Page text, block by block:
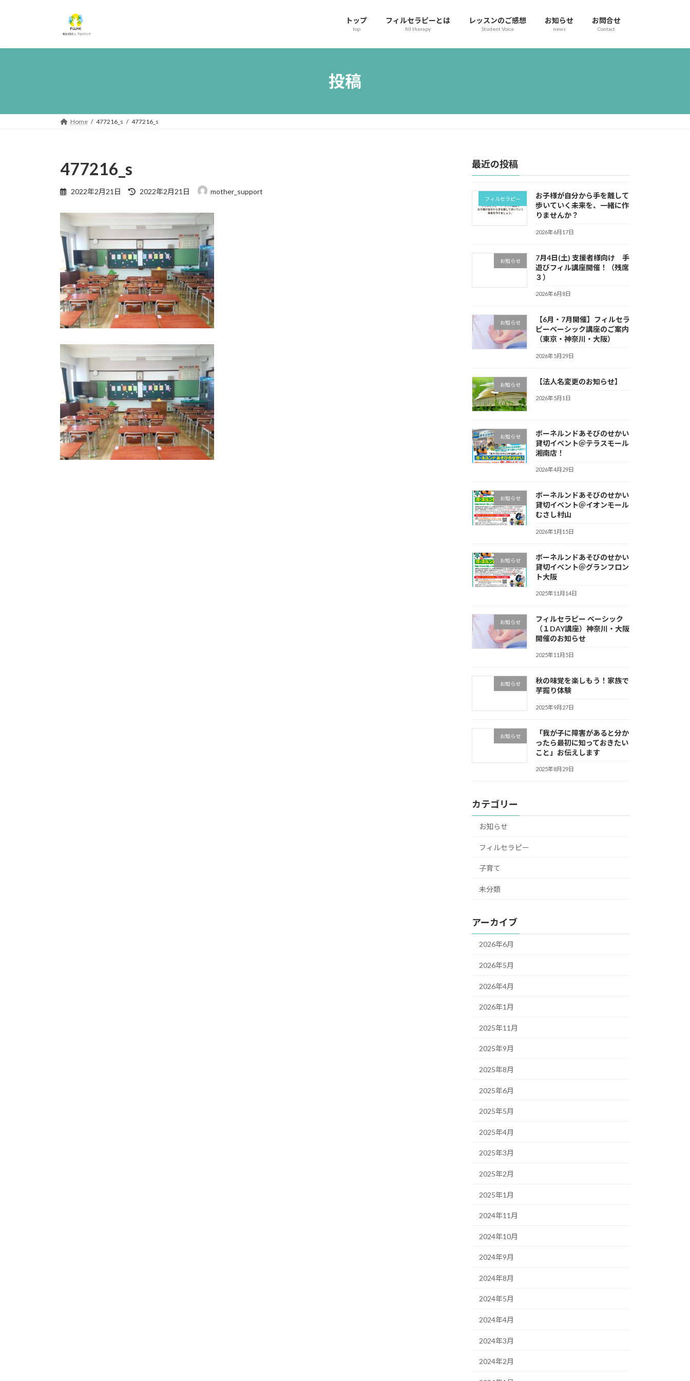
プ
動
トップ
top
フィルセラピーとは
fill therapy
レッスンのご感想
Student Voice
お知らせ
news
お問合せ
Contact
投稿
Home 477216_s 477216_s
477216_s
2022年2月21日
最
日
時
:
2022年2月21日 mother_support
最近の投稿
フィルセラピー
お子様が自分から手を離して
歩いていく未来を、一緒に作
りませんか？
2026年6月17日
お知らせ
7月4日(土) 支援者様向け 手
遊びフィル講座開催！（残席
３）
2026年6月8日
お知らせ
【6月・7月開催】フィルセラ
ピーベーシック講座のご案内
（東京・神奈川・大阪）
2026年5月29日
お知らせ 【法人名変更のお知らせ】
2026年5月1日
お知らせ
ボーネルンドあそびのせかい
貸切イベント＠テラスモール
湘南店！
2026年4月29日
お知らせ
ボーネルンドあそびのせかい
貸切イベント＠イオンモール
むさし村山
2026年1月15日
お知らせ
ボーネルンドあそびのせかい
貸切イベント＠グランフロン
ト大阪
2025年11月14日
お知らせ
フィルセラピー ベーシック
（１DAY講座）神奈川・大阪
開催のお知らせ
2025年11月5日
お知らせ
秋の味覚を楽しもう！家族で
芋掘り体験
2025年9月27日
お知らせ
「我が子に障害があると分か
ったら最初に知っておきたい
こと」お伝えします
2025年8月29日
カテゴリー
お知らせ
フィルセラピー
子育て
未分類
アーカイブ
2026年6月
2026年5月
2026年4月
2026年1月
2025年11月
2025年9月
2025年8月
2025年6月
2025年5月
2025年4月
2025年3月
2025年2月
2025年1月
2024年11月
2024年10月
2024年9月
2024年8月
2024年5月
2024年4月
2024年3月
2024年2月